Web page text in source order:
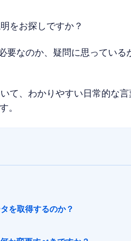
をお探しですか？
要なのか、疑問に思っている
て、わかりやすい日常的な
。
を取得するのか？